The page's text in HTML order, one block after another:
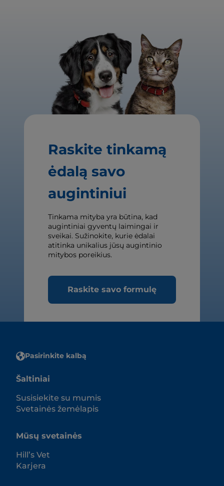
Raskite tinkamą
ėdalą savo
augintiniui
Tinkama mityba yra būtina, kad
augintiniai gyventų laimingai ir
sveikai. Sužinokite, kurie ėdalai
atitinka unikalius jūsų augintinio
mitybos poreikius.
Raskite savo formulę
Pasirinkite kalbą
Šaltiniai
Susisiekite su mumis
Svetainės žemėlapis
Mūsų svetainės
Hill’s Vet
Karjera